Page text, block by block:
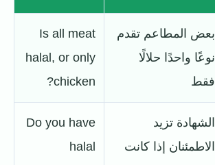
بعض المطاعم تقدم
نوعًا واحدًا حلالًا
فقط
Is all meat
halal, or only
chicken?
الشهادة تزيد
الاطمئنان إذا كانت
Do you have
halal